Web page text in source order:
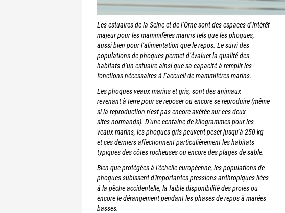
Les estuaires de la Seine et de l’Orne sont des espaces d’intérêt
majeur pour les mammifères marins tels que les phoques,
aussi bien pour l’alimentation que le repos. Le suivi des
populations de phoques permet d’évaluer la qualité des
habitats d’un estuaire ainsi que sa capacité à remplir les
fonctions nécessaires à l’accueil de mammifères marins.
Les phoques veaux marins et gris, sont des animaux
revenant à terre pour se reposer ou encore se reproduire (même
si la reproduction n'est pas encore avérée sur ces deux
sites normands). D'une centaine de kilogrammes pour les
veaux marins, les phoques gris peuvent peser jusqu'à 250 kg
et ces derniers affectionnent particulièrement les habitats
typiques des côtes rocheuses ou encore des plages de sable.
Bien que protégées à l'échelle européenne, les populations de
phoques subissent d'importantes pressions anthropiques liées
à la pêche accidentelle, la faible disponibilité des proies ou
encore le dérangement pendant les phases de repos à marées
basses.